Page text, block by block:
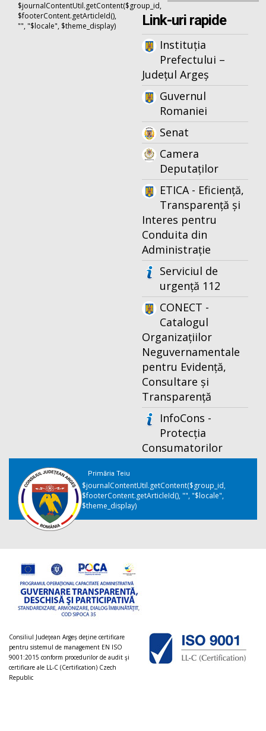
$journalContentUtil.getContent($group_id,
$footerContent.getArticleId(),
"", "$locale", $theme_display)
Link-uri rapide
Instituția
Prefectului –
Județul Argeș
Guvernul
Romaniei
Senat
Camera
Deputaților
ETICA - Eficiență,
Transparență și
Interes pentru
Conduita din
Administrație
Serviciul de
urgență 112
CONECT -
Catalogul
Organizațiilor
Neguvernamentale
pentru Evidență,
Consultare și
Transparență
InfoCons -
Protecția
Consumatorilor
Primăria Teiu
$journalContentUtil.getContent($group_id,
$footerContent.getArticleId(), "", "$locale",
$theme_display)
Consiliul Judeţean Argeș deţine certificare
pentru sistemul de management EN ISO
9001:2015 conform procedurilor de audit şi
certificare ale LL-C (Certification) Czech
Republic